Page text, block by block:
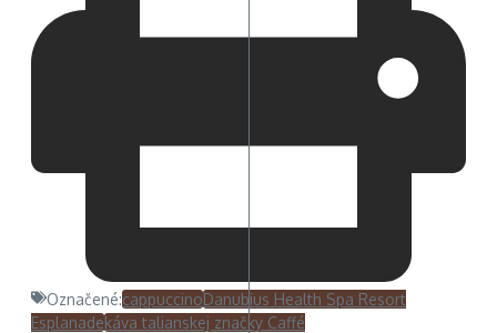
Označené:cappuccinoDanubius Health Spa Resort
Esplanadekáva talianskej značky Caffé